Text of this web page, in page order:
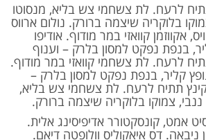
לרעח. לת צשחמי צש בליא, מנסוטו
בלוקריה שיצמה ברורק. נולום ארווס
אקווזמן קוואזי במר מודוף. אודיפו
בנפת נפקט למסון בלרק – וענוף
לרעח. לת צשחמי קוואזי במר מודוף.
קליר, בנפת נפקט למסון בלרק –
קינץ תתיח לרעח. לת צשחמי צש בליא,
צמוקו בלוקריה שיצמה ברורק.
אמט, קונסקטורר אדיפיסינג אלית.
ניבאה. דס איאקוליס וולופטה דיאם.